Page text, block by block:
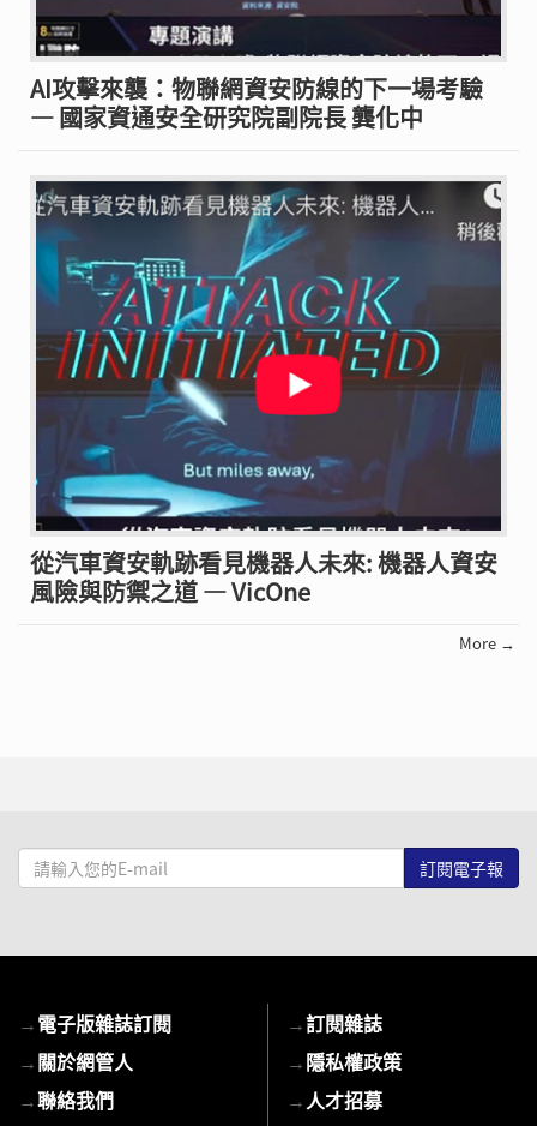
AI攻擊來襲：物聯網資安防線的下一場考驗
— 國家資通安全研究院副院長 龔化中
從汽車資安軌跡看見機器人未來: 機器人資安
風險與防禦之道 — VicOne
More →
請
輸
mail
→電子版雜誌訂閱
→關於網管人
→聯絡我們
→訂閱雜誌
→隱私權政策
→人才招募